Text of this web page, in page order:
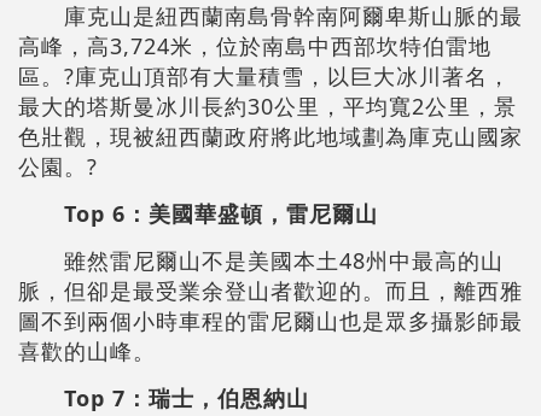
庫克山是紐西蘭南島骨幹南阿爾卑斯山脈的最
高峰，高3,724米，位於南島中西部坎特伯雷地
區。?庫克山頂部有大量積雪，以巨大冰川著名，
最大的塔斯曼冰川長約30公里，平均寬2公里，景
色壯觀，現被紐西蘭政府將此地域劃為庫克山國家
公園。?
Top 6 ：美國華盛頓，雷尼爾山
雖然雷尼爾山不是美國本土48州中最高的山
脈，但卻是最受業余登山者歡迎的。而且，離西雅
圖不到兩個小時車程的雷尼爾山也是眾多攝影師最
喜歡的山峰。
Top 7 ：瑞士，伯恩納山